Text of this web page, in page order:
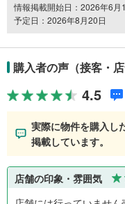
情報掲載開始日：2026年6
予定日：2026年8月20日
購入者の声（接客・店
4.5
実際に物件を購入し
掲載しています。
店舗の印象・雰囲気